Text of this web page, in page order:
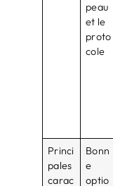
peau
et le
proto
cole
Princi
pales
carac
Bonn
e
optio